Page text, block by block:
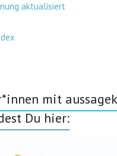
aktualisiert
mit
Du hier: